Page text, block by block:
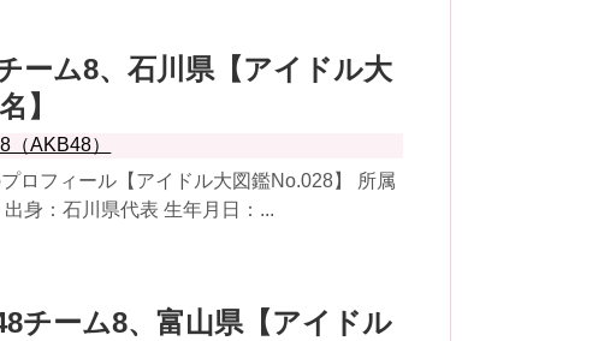
ーム8、石川県【アイドル大
】
（AKB48）
ロフィール【アイドル大図鑑No.028】 所属
身：石川県代表 生年月日：...
チーム8、富山県【アイドル